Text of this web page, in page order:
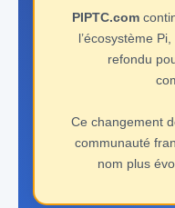
PIPTC.com
l’écosystème
refondu
Ce changement
communauté
nom plus